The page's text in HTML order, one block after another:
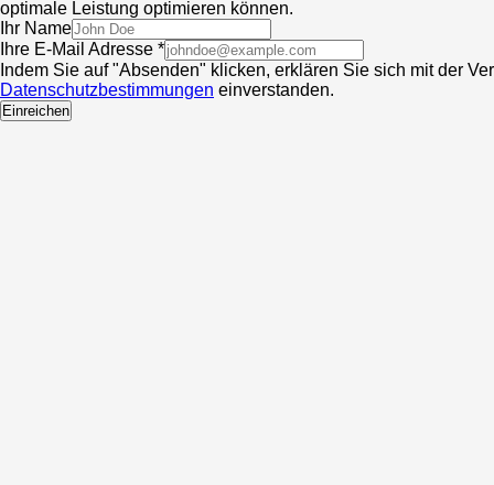
optimale Leistung optimieren können.
Ihr Name
Ihre E-Mail Adresse *
Indem Sie auf "Absenden" klicken, erklären Sie sich mit der
Datenschutzbestimmungen einverstanden.